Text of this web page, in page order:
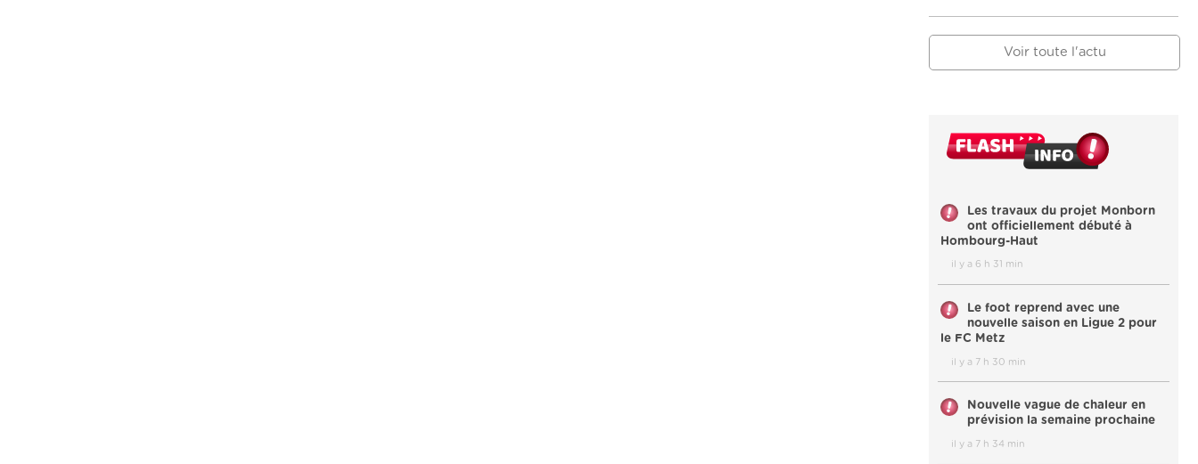
Voir toute l'actu
Les travaux du projet Monborn
ont officiellement débuté à
Hombourg-Haut
il y a 6 h 31 min
Le foot reprend avec une
nouvelle saison en Ligue 2 pour
le FC Metz
il y a 7 h 30 min
Nouvelle vague de chaleur en
prévision la semaine prochaine
il y a 7 h 34 min